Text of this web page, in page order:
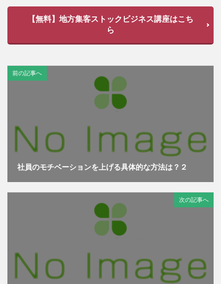
【無料】地方集客ストックビジネス講座はこち
ら
前の記事へ
社員のモチベーションを上げる具体的な方法は？２
次の記事へ